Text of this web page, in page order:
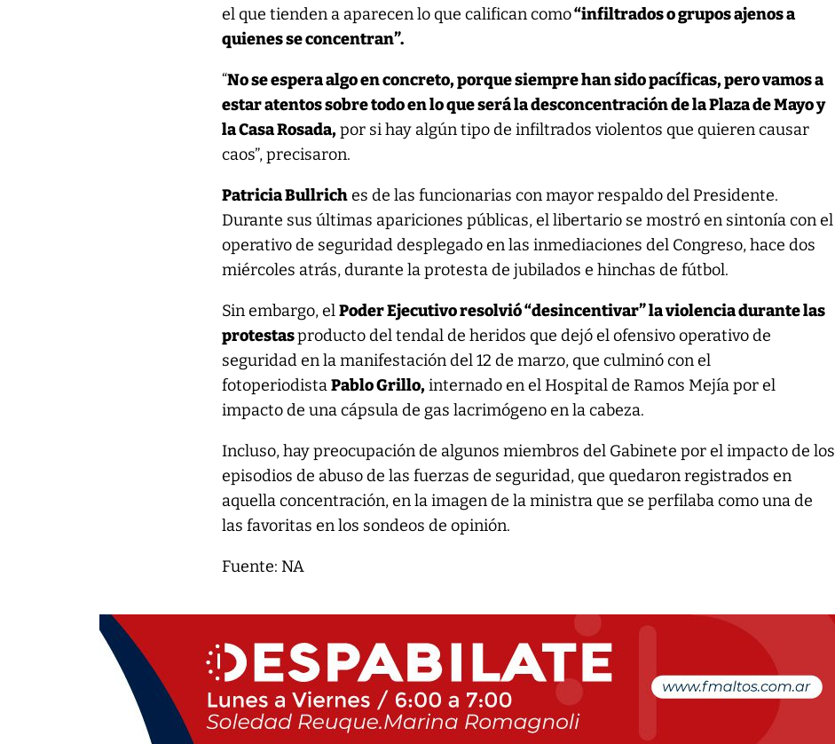
el que tienden a aparecen lo que califican como“infiltrados o grupos ajenos a
quienes se concentran”.
“No se espera algo en concreto, porque siempre han sido pacíficas, pero vamos a
estar atentos sobre todo en lo que será la desconcentración de la Plaza de Mayo y
la Casa Rosada,por si hay algún tipo de infiltrados violentos que quieren causar
caos”, precisaron.
Patricia Bullriches de las funcionarias con mayor respaldo del Presidente.
Durante sus últimas apariciones públicas, el libertario se mostró en sintonía con el
operativo de seguridad desplegado en las inmediaciones del Congreso, hace dos
miércoles atrás, durante la protesta de jubilados e hinchas de fútbol.
Sin embargo, elPoder Ejecutivo resolvió “desincentivar” la violencia durante las
protestasproducto del tendal de heridos que dejó el ofensivo operativo de
seguridad en la manifestación del 12 de marzo, que culminó con el
fotoperiodistaPablo Grillo,internado en el Hospital de Ramos Mejía por el
impacto de una cápsula de gas lacrimógeno en la cabeza.
Incluso, hay preocupación de algunos miembros del Gabinete por el impacto de los
episodios de abuso de las fuerzas de seguridad, que quedaron registrados en
aquella concentración, en la imagen de la ministra que se perfilaba como una de
las favoritas en los sondeos de opinión.
Fuente: NA